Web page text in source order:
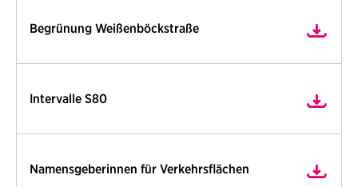
Begrünung Weißenböckstraße
Intervalle S80
Namensgeberinnen für Verkehrsflächen